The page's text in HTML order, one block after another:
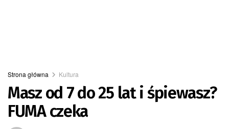
Strona główna Kultura
Masz od 7 do 25 lat i śpiewasz?
FUMA czeka